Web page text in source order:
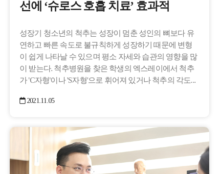
선에 ‘슈로스 호흡 치료’ 효과적
​성장기 청소년의 척추는 성장이 멈춘 성인의 뼈보다 유
연하고 빠른 속도로 불규칙하게 성장하기 때문에 변형
이 쉽게 나타날 수 있으며 평소 자세와 습관의 영향을 많
이 받는다. 척추병원을 찾은 학생의 엑스레이에서 척추
가 'C자형'이나 'S자형'으로 휘어져 있거나 척추의 각도...
2021.11.05